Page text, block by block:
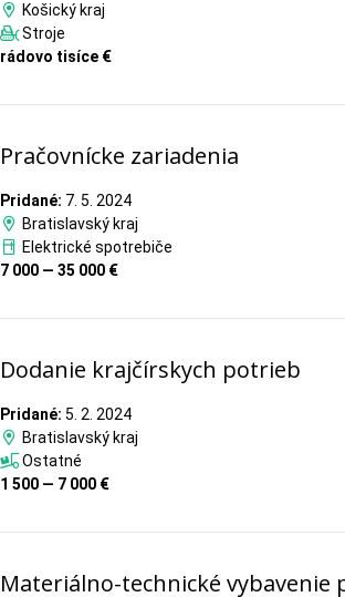
Košický kraj
Stroje
rádovo tisíce €
Pračovnícke zariadenia
Pridané: 7. 5. 2024
Bratislavský kraj
Elektrické spotrebiče
7 000 — 35 000 €
Dodanie krajčírskych potrieb
Pridané: 5. 2. 2024
Bratislavský kraj
Ostatné
1 500 — 7 000 €
Materiálno-technické vybavenie